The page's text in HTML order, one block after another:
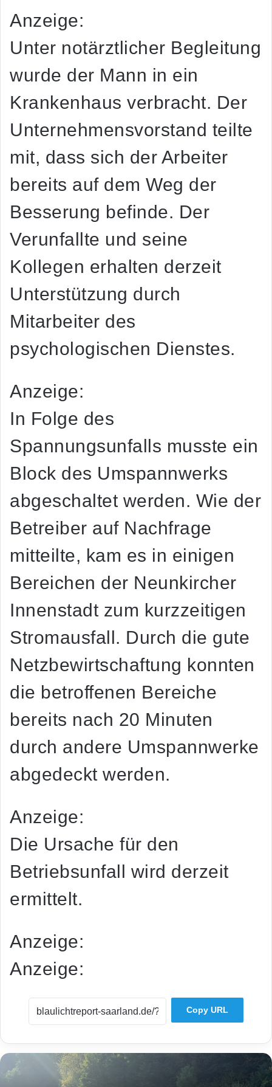
Anzeige:
Unter notärztlicher Begleitung
wurde der Mann in ein
Krankenhaus verbracht. Der
Unternehmensvorstand teilte
mit, dass sich der Arbeiter
bereits auf dem Weg der
Besserung befinde. Der
Verunfallte und seine
Kollegen erhalten derzeit
Unterstützung durch
Mitarbeiter des
psychologischen Dienstes.
Anzeige:
In Folge des
Spannungsunfalls musste ein
Block des Umspannwerks
abgeschaltet werden. Wie der
Betreiber auf Nachfrage
mitteilte, kam es in einigen
Bereichen der Neunkircher
Innenstadt zum kurzzeitigen
Stromausfall. Durch die gute
Netzbewirtschaftung konnten
die betroffenen Bereiche
bereits nach 20 Minuten
durch andere Umspannwerke
abgedeckt werden.
Anzeige:
Die Ursache für den
Betriebsunfall wird derzeit
ermittelt.
Anzeige:
Anzeige:
Copy URL